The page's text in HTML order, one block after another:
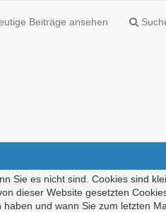
Beiträge ansehen
Sie es nicht sind. Cookies sind
dieser Website gesetzten
und wann Sie zum letzten